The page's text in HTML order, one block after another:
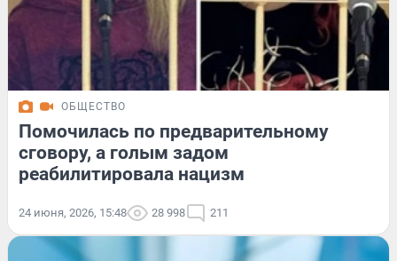
ОБЩЕСТВО
Помочилась по предварительному
сговору, а голым задом
реабилитировала нацизм
24 июня, 2026, 15:48 28 998 211